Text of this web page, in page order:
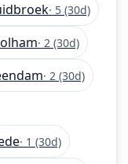
· 5 (30d)
· 2 (30d)
· 2 (30d)
· 1 (30d)